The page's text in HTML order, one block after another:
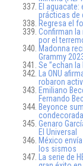
El
prácticas de
Regresa el
Confirman la
por el
Madonna
Grammy
Se ”echan
La ONU
robaron
Emiliano
Fernando
Beyonce
Genaro
El Universal
México
los sismos
La serie de